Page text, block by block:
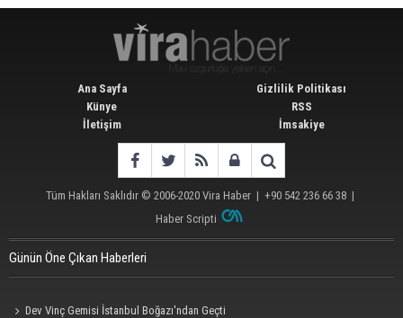
Ana Sayfa
Künye
İletişim
Gizlilik Politikası
RSS
İmsakiye
Tüm Hakları Saklıdır © 2006-2020 Vira Haber | +90 542 236 66 38 |
Haber Scripti
Günün Öne Çıkan Haberleri
Dev Vinç Gemisi İstanbul Boğazı'ndan Geçti